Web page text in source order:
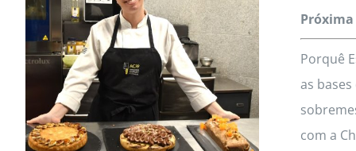
Próxima
Porquê
as
com a